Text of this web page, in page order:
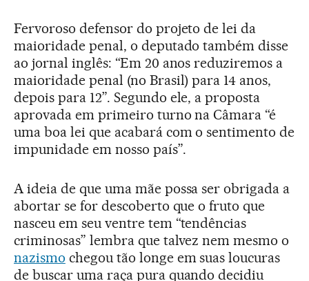
Fervoroso defensor do projeto de lei da
maioridade penal, o deputado também disse
ao jornal inglês: “Em 20 anos reduziremos a
maioridade penal (no Brasil) para 14 anos,
depois para 12”. Segundo ele, a proposta
aprovada em primeiro turno na Câmara “é
uma boa lei que acabará com o sentimento de
impunidade em nosso país”.
A ideia de que uma mãe possa ser obrigada a
abortar se for descoberto que o fruto que
nasceu em seu ventre tem “tendências
criminosas” lembra que talvez nem mesmo o
nazismo chegou tão longe em suas loucuras
de buscar uma raça pura quando decidiu